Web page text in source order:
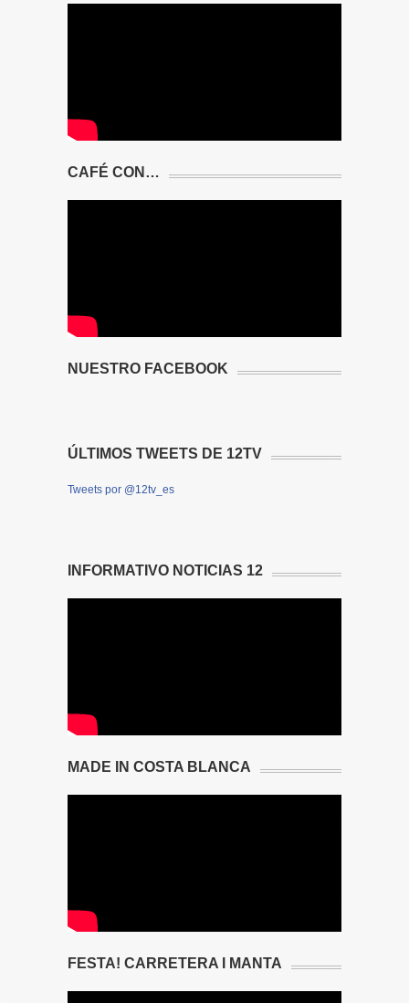
CAFÉ CON…
NUESTRO FACEBOOK
ÚLTIMOS TWEETS DE 12TV
Tweets por @12tv_es
INFORMATIVO NOTICIAS 12
MADE IN COSTA BLANCA
FESTA! CARRETERA I MANTA